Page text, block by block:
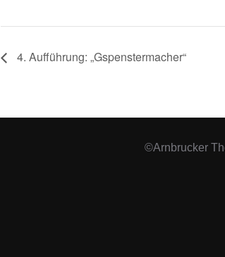
4. Aufführung: „Gspenstermacher“
©Arnbrucker